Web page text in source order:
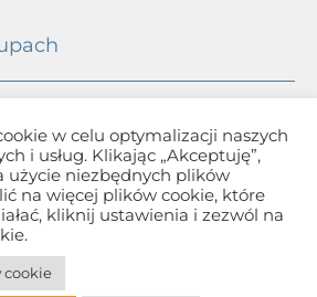
skarg
w celu optymalizacji naszych
i usług. Klikając „Akceptuję”,
użycie niezbędnych plików
na więcej plików cookie, które
kliknij ustawienia i zezwól na
cookie